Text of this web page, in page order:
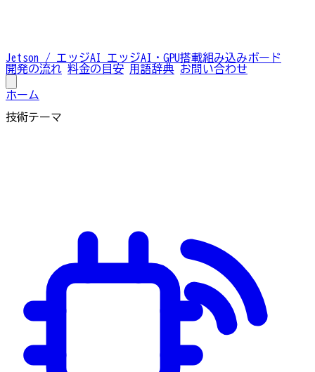
Jetson / エッジAI
エッジAI・GPU搭載組み込みボード
開発の流れ 料金の目安 用語辞典 お問い合わせ
ホーム
技術テーマ